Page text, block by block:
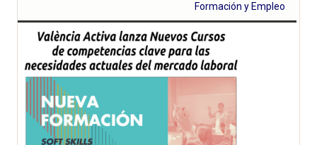
Formación y Empleo